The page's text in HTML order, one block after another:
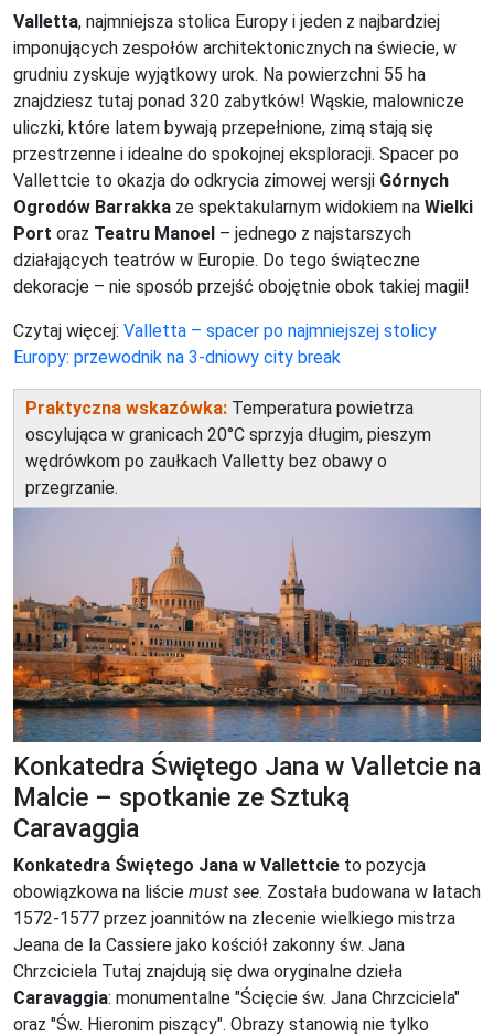
Valletta, najmniejsza stolica Europy i jeden z najbardziej
imponujących zespołów architektonicznych na świecie, w
grudniu zyskuje wyjątkowy urok. Na powierzchni 55 ha
znajdziesz tutaj ponad 320 zabytków! Wąskie, malownicze
uliczki, które latem bywają przepełnione, zimą stają się
przestrzenne i idealne do spokojnej eksploracji. Spacer po
Vallettcie to okazja do odkrycia zimowej wersji Górnych
Ogrodów Barrakka ze spektakularnym widokiem na Wielki
Port oraz Teatru Manoel – jednego z najstarszych
działających teatrów w Europie. Do tego świąteczne
dekoracje – nie sposób przejść obojętnie obok takiej magii!
Czytaj więcej: Valletta – spacer po najmniejszej stolicy
Europy: przewodnik na 3-dniowy city break
Praktyczna wskazówka: Temperatura powietrza
oscylująca w granicach 20°C sprzyja długim, pieszym
wędrówkom po zaułkach Valletty bez obawy o
przegrzanie.
Konkatedra Świętego Jana w Valletcie na
Malcie – spotkanie ze Sztuką
Caravaggia
Konkatedra Świętego Jana w Vallettcie to pozycja
obowiązkowa na liście must see. Została budowana w latach
1572-1577 przez joannitów na zlecenie wielkiego mistrza
Jeana de la Cassiere jako kościół zakonny św. Jana
Chrzciciela Tutaj znajdują się dwa oryginalne dzieła
Caravaggia: monumentalne "Ścięcie św. Jana Chrzciciela"
oraz "Św. Hieronim piszący". Obrazy stanowią nie tylko